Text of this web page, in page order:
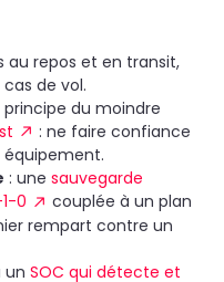
au repos et en transit,
de vol.
principe du moindre
: ne faire confiance
: une sauvegarde
0
couplée à un plan
rempart contre un
un SOC qui détecte et